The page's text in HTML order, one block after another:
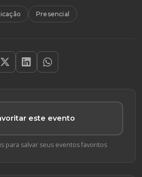
Presencial
este evento
para salvar seus eventos favoritos